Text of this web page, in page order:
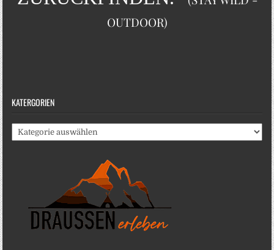
OUTDOOR)
KATERGORIEN
Katergorien